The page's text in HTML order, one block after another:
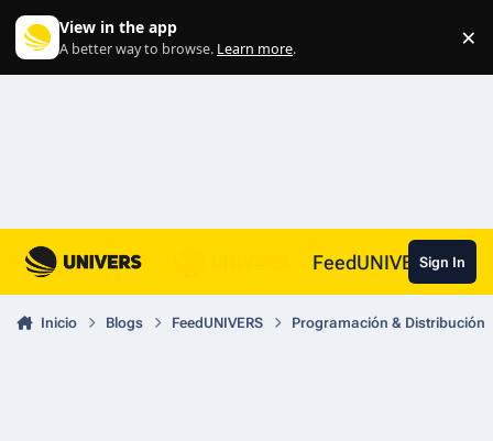
View in the app
A better way to browse. Learn more. ×
FeedUNIVERSSign In
Inicio Blogs FeedUNIVERS Programación & Distribución